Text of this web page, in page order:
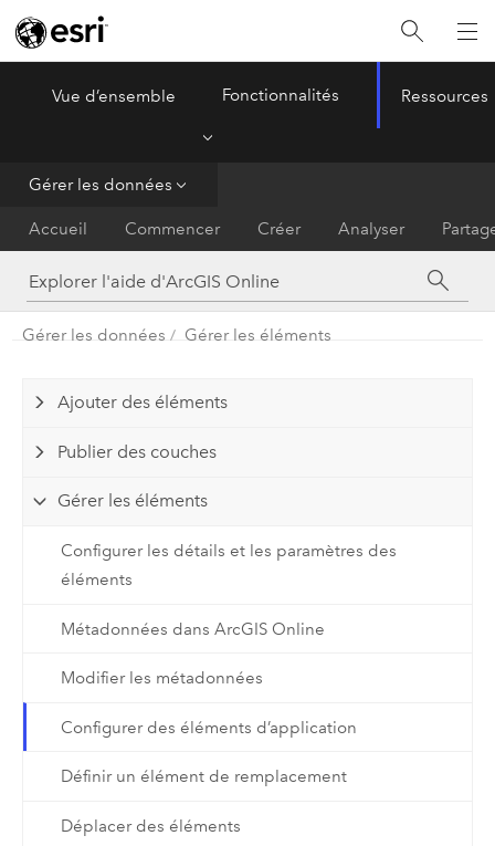
ArcGIS Online
Vue d’ensemble Fonctionnalités Ressources
Gérer les données
Accueil Commencer Créer Analyser
Gérer les données Gérer les éléments
Ajouter des éléments
Publier des couches
Gérer les éléments
Configurer les détails et les paramètres des
éléments
Métadonnées dans ArcGIS Online
Modifier les métadonnées
Configurer des éléments d’application
Définir un élément de remplacement
Déplacer des éléments